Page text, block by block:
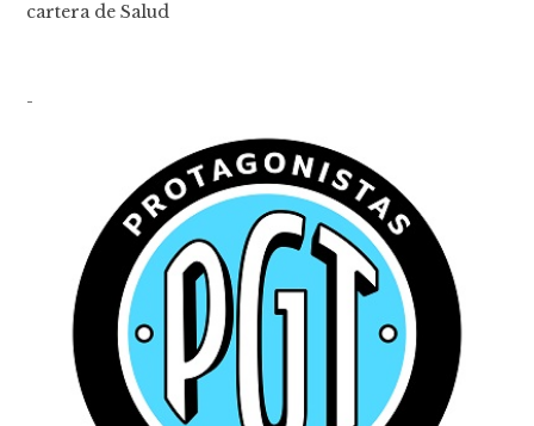
cartera de Salud
-